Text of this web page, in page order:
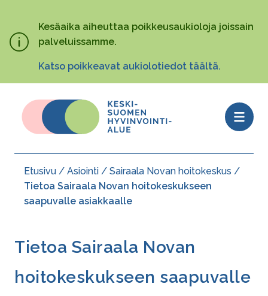
pääsisältöönKesäaika aiheuttaa poikkeusaukioloja joissain
palveluissamme.
Katso poikkeavat aukiolotiedot täältä.
Open
menu
Murupolku
Etusivu Asiointi
Sairaala Novan hoitokeskus
Tietoa Sairaala Novan hoitokeskukseen
saapuvalle asiakkaalle
Tietoa Sairaala Novan
hoitokeskukseen saapuvalle